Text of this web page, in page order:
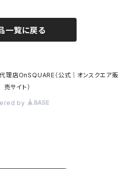
一覧に戻る
店OnSQUARE（公式｜オンスクエア販
売サイト）
by